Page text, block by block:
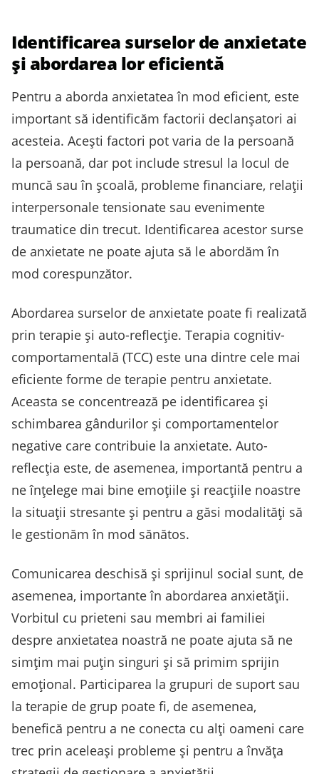
Identificarea surselor de anxietate
și abordarea lor eficientă
Pentru a aborda anxietatea în mod eficient, este
important să identificăm factorii declanșatori ai
acesteia. Acești factori pot varia de la persoană
la persoană, dar pot include stresul la locul de
muncă sau în școală, probleme financiare, relații
interpersonale tensionate sau evenimente
traumatice din trecut. Identificarea acestor surse
de anxietate ne poate ajuta să le abordăm în
mod corespunzător.
Abordarea surselor de anxietate poate fi realizată
prin terapie și auto-reflecție. Terapia cognitiv-
comportamentală (TCC) este una dintre cele mai
eficiente forme de terapie pentru anxietate.
Aceasta se concentrează pe identificarea și
schimbarea gândurilor și comportamentelor
negative care contribuie la anxietate. Auto-
reflecția este, de asemenea, importantă pentru a
ne înțelege mai bine emoțiile și reacțiile noastre
la situații stresante și pentru a găsi modalități să
le gestionăm în mod sănătos.
Comunicarea deschisă și sprijinul social sunt, de
asemenea, importante în abordarea anxietății.
Vorbitul cu prieteni sau membri ai familiei
despre anxietatea noastră ne poate ajuta să ne
simțim mai puțin singuri și să primim sprijin
emoțional. Participarea la grupuri de suport sau
la terapie de grup poate fi, de asemenea,
benefică pentru a ne conecta cu alți oameni care
trec prin aceleași probleme și pentru a învăța